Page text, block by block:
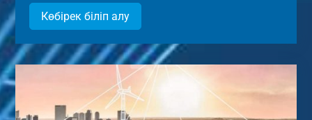
Көбірек біліп алу